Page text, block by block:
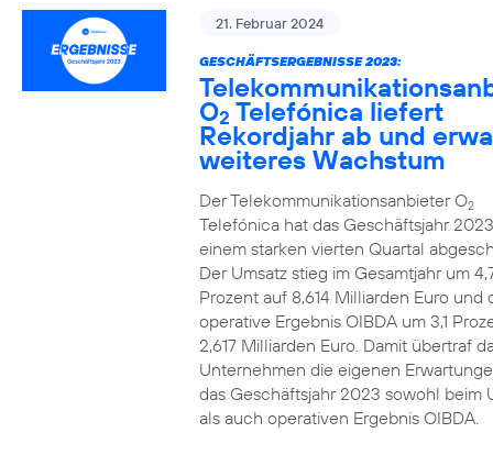
21. Februar 2024
GESCHÄFTSERGEBNISSE 2023:
O2 Telefónica liefert
Rekordjahr ab und
weiteres Wachstum
Der Telekommunikationsanbieter O2
Telefónica hat das Geschäftsjahr
einem starken vierten Quartal
Der Umsatz stieg im Gesamtjahr um
Prozent auf 8,614 Milliarden Euro und
operative Ergebnis OIBDA um 3,1
2,617 Milliarden Euro. Damit übertraf
Unternehmen die eigenen
das Geschäftsjahr 2023 sowohl beim
als auch operativen Ergebnis OIBDA.